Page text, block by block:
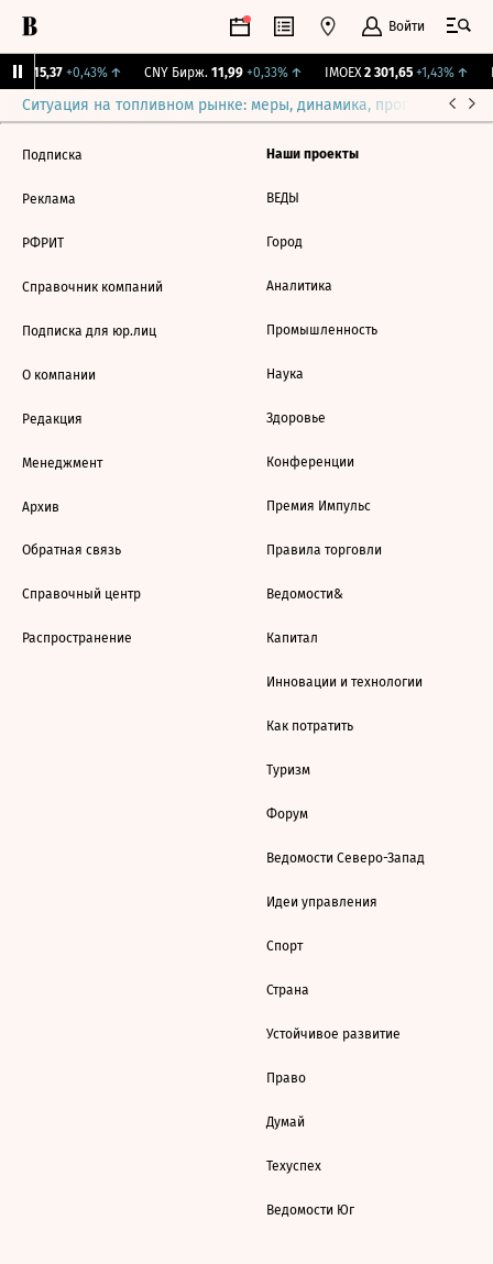
Войти
115,37 +0,43%↑ CNY Бирж. 11,99 +0,33%↑ IMOEX 2 301,65 +1,43%↑
Ситуация на топливном рынке: меры, динамика, прогнозы
Подписка
Реклама
РФРИТ
Справочник компаний
Подписка для юр.лиц
О компании
Редакция
Менеджмент
Архив
Обратная связь
Справочный центр
Распространение
Наши проекты
ВЕДЫ
Город
Аналитика
Промышленность
Наука
Здоровье
Конференции
Премия Импульс
Правила торговли
Ведомости&
Капитал
Инновации и технологии
Как потратить
Туризм
Форум
Ведомости Северо-Запад
Идеи управления
Спорт
Страна
Устойчивое развитие
Право
Думай
Техуспех
Ведомости Юг